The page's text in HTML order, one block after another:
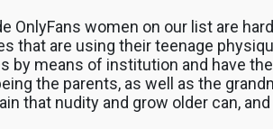
OnlyFans women on our list are
that are using their teenage
by means of institution and have
the parents, as well as the
that nudity and grow older can,